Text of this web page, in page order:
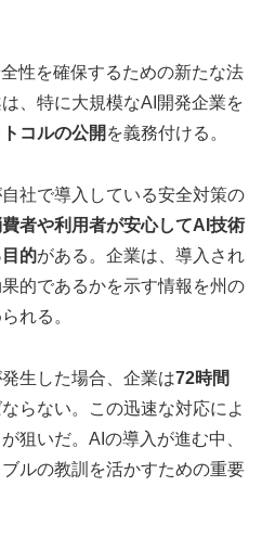
性を確保するための新たな法
、特に大規模なAI開発企業を
コルの公開 を義務付ける。
社で導入している安全対策の
者や利用者が安心してAI技術
的がある。企業は、導入され
的であるかを示す情報を州の
れる。
生した場合、企業は72時間
らない。この迅速な対応によ
狙いだ。AIの導入が進む中、
ルの教訓を活かすための重要